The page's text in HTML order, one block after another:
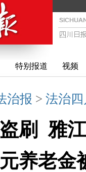
特别报道 视频
治报 > 法治
刷 雅
元养老金